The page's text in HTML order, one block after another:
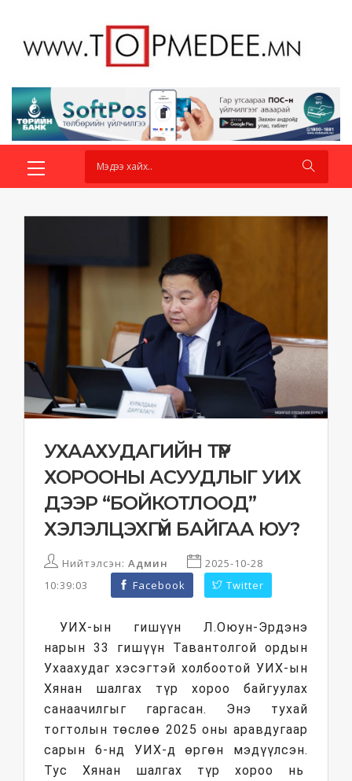
УХААХУДАГИЙН ТҮР
ХОРООНЫ АСУУДЛЫГ УИХ
ДЭЭР “БОЙКОТЛООД”
ХЭЛЭЛЦЭХГҮЙ БАЙГАА ЮУ?
Нийтэлсэн: Админ
2025-10-28
10:39:03
Facebook Twitter
УИХ-ын гишүүн Л.Оюун-Эрдэнэ
нарын 33 гишүүн Тавантолгой ордын
Ухаахудаг хэсэгтэй холбоотой УИХ-ын
Хянан шалгах түр хороо байгуулах
санаачилгыг гаргасан. Энэ тухай
тогтолын төслөө 2025 оны аравдугаар
сарын 6-нд УИХ-д өргөн мэдүүлсэн.
Тус Хянан шалгах түр хороо нь